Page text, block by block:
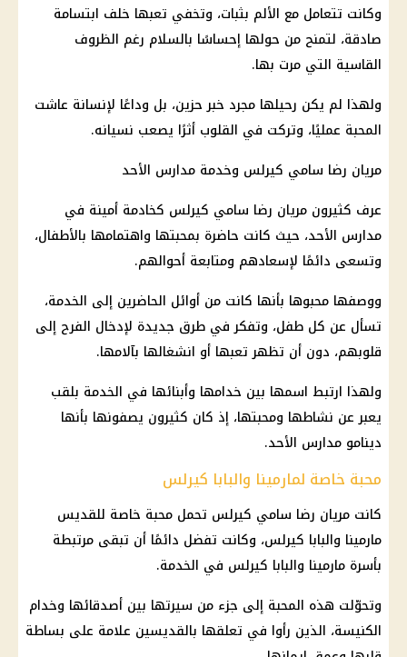
وكانت تتعامل مع الألم بثبات، وتخفي تعبها خلف ابتسامة
صادقة، لتمنح من حولها إحساسًا بالسلام رغم الظروف
القاسية التي مرت بها.
ولهذا لم يكن رحيلها مجرد خبر حزين، بل وداعًا لإنسانة عاشت
المحبة عمليًا، وتركت في القلوب أثرًا يصعب نسيانه.
مريان رضا سامي كيرلس وخدمة مدارس الأحد
عرف كثيرون مريان رضا سامي كيرلس كخادمة أمينة في
مدارس الأحد، حيث كانت حاضرة بمحبتها واهتمامها بالأطفال،
وتسعى دائمًا لإسعادهم ومتابعة أحوالهم.
ووصفها محبوها بأنها كانت من أوائل الحاضرين إلى الخدمة،
تسأل عن كل طفل، وتفكر في طرق جديدة لإدخال الفرح إلى
قلوبهم، دون أن تظهر تعبها أو انشغالها بآلامها.
ولهذا ارتبط اسمها بين خدامها وأبنائها في الخدمة بلقب
يعبر عن نشاطها ومحبتها، إذ كان كثيرون يصفونها بأنها
دينامو مدارس الأحد.
محبة خاصة لمارمينا والبابا كيرلس
كانت مريان رضا سامي كيرلس تحمل محبة خاصة للقديس
مارمينا والبابا كيرلس، وكانت تفضل دائمًا أن تبقى مرتبطة
بأسرة مارمينا والبابا كيرلس في الخدمة.
وتحوّلت هذه المحبة إلى جزء من سيرتها بين أصدقائها وخدام
الكنيسة، الذين رأوا في تعلقها بالقديسين علامة على بساطة